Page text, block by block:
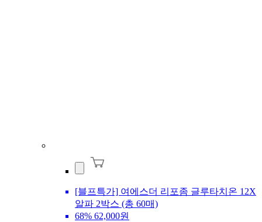
[블프특가] 여에스더 리포좀 글루타치온 12X
알파 2박스 (총 60매)
68% 62,000원